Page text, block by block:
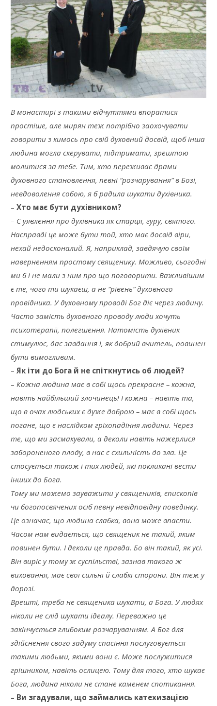
В монастирі з такими відчуттями впоратися
простіше, але мирян теж потрібно заохочувати
говорити з кимось про свій духовний досвід, щоб інша
людина могла скерувати, підтримати, зрештою
молитися за тебе. Тим, хто переживає драми
духовного становлення, певні “розчарування” в Бозі,
невдоволення собою, я б радила шукати духівника.
–Хто має бути духівником?
– Є уявлення про духівника як старця, гуру, святого.
Насправді це може бути той, хто має досвід віри,
нехай недосконалий. Я, наприклад, завдячую своїм
наверненням простому священику. Можливо, сьогодні
ми б і не мали з ним про що поговорити. Важливішим
є те, чого ти шукаєш, а не “рівень” духовного
провідника. У духовному проводі Бог діє через людину.
Часто замість духовного проводу люди хочуть
психотерапії, полегшення. Натомість духівник
стимулює, дає завдання і, як добрий вчитель, повинен
бути вимогливим.
–Як іти до Бога й не спіткнутись об людей?
– Кожна людина має в собі щось прекрасне – кожна,
навіть найбільший злочинець! І кожна – навіть та,
що в очах людських є дуже доброю – має в собі щось
погане, що є наслідком гріхопадіння людини. Через
те, що ми засмакували, а деколи навіть нажерлися
забороненого плоду, в нас є схильність до зла. Це
стосується також і тих людей, які покликані вести
інших до Бога.
Тому ми можемо зауважити у священиків, єпископів
чи богопосвячених осіб певну невідповідну поведінку.
Це означає, що людина слабка, вона може впасти.
Часом нам видається, що священик не такий, яким
повинен бути. І деколи це правда. Бо він такий, як усі.
Він виріс у тому ж суспільстві, зазнав такого ж
виховання, має свої сильні й слабкі сторони. Він теж у
дорозі.
Врешті, треба не священика шукати, а Бога. У людях
ніколи не слід шукати ідеалу. Переважно це
закінчується глибоким розчаруванням. А Бог для
здійснення свого задуму спасіння послуговується
такими людьми, якими вони є. Може послужитися
грішником, навіть ослицею. Тому для того, хто шукає
Бога, людина ніколи не стане каменем спотикання.
– Ви згадували, що займались катехизацією